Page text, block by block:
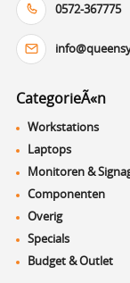
0572-367775
CategorieÃ«n
Workstations
Laptops
Monitoren &
Componenten
Overig
Specials
Budget & Outlet